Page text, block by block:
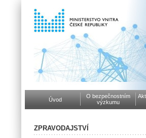
Úvod
O bezpečnostním
výzkumu
ZPRAVODAJSTVÍ